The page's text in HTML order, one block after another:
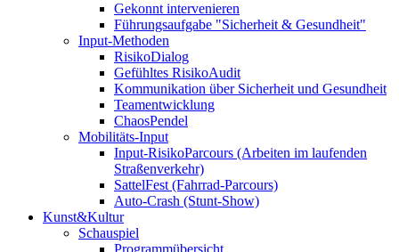
Gekonnt intervenieren
Führungsaufgabe "Sicherheit & Gesundheit"
Input-Methoden
RisikoDialog
Gefühltes RisikoAudit
Kommunikation über Sicherheit und Gesundheit
Teamentwicklung
ChaosPendel
Mobilitäts-Input
Input-RisikoParcours (Arbeiten im laufenden
Straßenverkehr)
SattelFest (Fahrrad-Parcours)
Auto-Crash (Stunt-Show)
Kunst&Kultur
Schauspiel
Programmübersicht